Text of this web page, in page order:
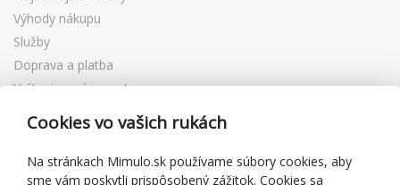
Výhody nákupu
Služby
Doprava a platba
Vrátenie a výmena tovaru
Reklamácia
Zľavové kupóny
Blog
Cookies vo vašich rukách
Na stránkach Mimulo.sk používame súbory cookies, aby
sme vám poskytli prispôsobený zážitok. Cookies sa